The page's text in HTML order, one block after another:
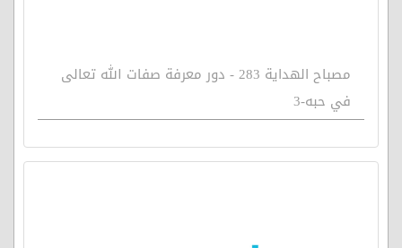
مصباح الهداية 283 - دور معرفة صفات الله تعالى
في حبه-3